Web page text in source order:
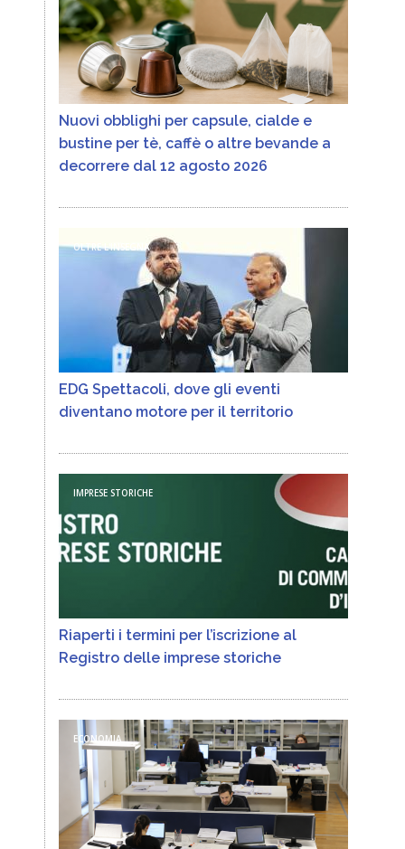
Nuovi obblighi per capsule, cialde e
bustine per tè, caffè o altre bevande a
decorrere dal 12 agosto 2026
OLTRE L'INSEGNA
EDG Spettacoli, dove gli eventi
diventano motore per il territorio
IMPRESE STORICHE
Riaperti i termini per l’iscrizione al
Registro delle imprese storiche
ECONOMIA